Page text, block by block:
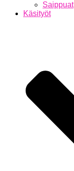
Saippuat
Käsityöt